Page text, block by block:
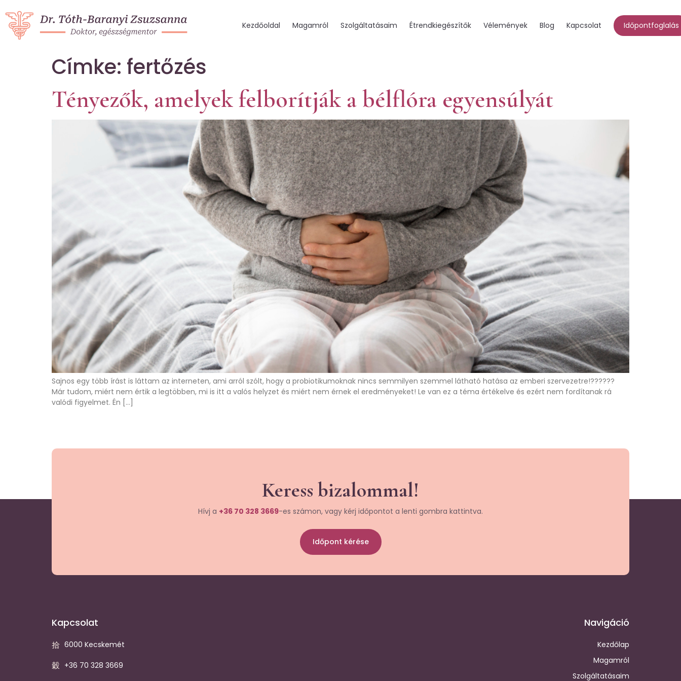
Kezdőoldal Magamról Szolgáltatásaim Étrendkiegészítők Vélemények Blog Kapcsolat Időpontfoglalás
Címke: fertőzés
Tényezők, amelyek felborítják a bélflóra egyensúlyát
Sajnos egy több írást is láttam az interneten, ami arról szólt, hogy a probiotikumoknak nincs semmilyen szemmel látható hatása az emberi szervezetre!??????
Már tudom, miért nem értik a legtöbben, mi is itt a valós helyzet és miért nem érnek el eredményeket! Le van ez a téma értékelve és ezért nem fordítanak rá
valódi figyelmet. Én […]
Keress bizalommal!
Hívj a +36 70 328 3669-es számon, vagy kérj időpontot a lenti gombra kattintva.
Időpont kérése
Kapcsolat
6000 Kecskemét
+36 70 328 3669
Navigáció
Kezdőlap
Magamról
Szolgáltatásaim